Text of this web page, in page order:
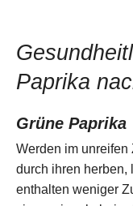
Paprika
Grüne Paprika
Werden im unreifen
durch ihren herben,
enthalten weniger